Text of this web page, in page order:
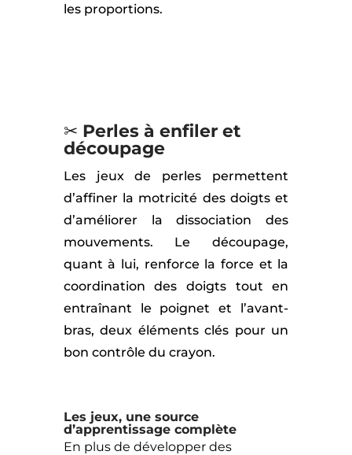
les proportions.
✂ Perles à enfiler et
découpage
Les jeux de perles permettent
d’affiner la motricité des doigts et
d’améliorer la dissociation des
mouvements. Le découpage,
quant à lui, renforce la force et la
coordination des doigts tout en
entraînant le poignet et l’avant-
bras, deux éléments clés pour un
bon contrôle du crayon.
Les jeux, une source
d’apprentissage complète
En plus de développer des